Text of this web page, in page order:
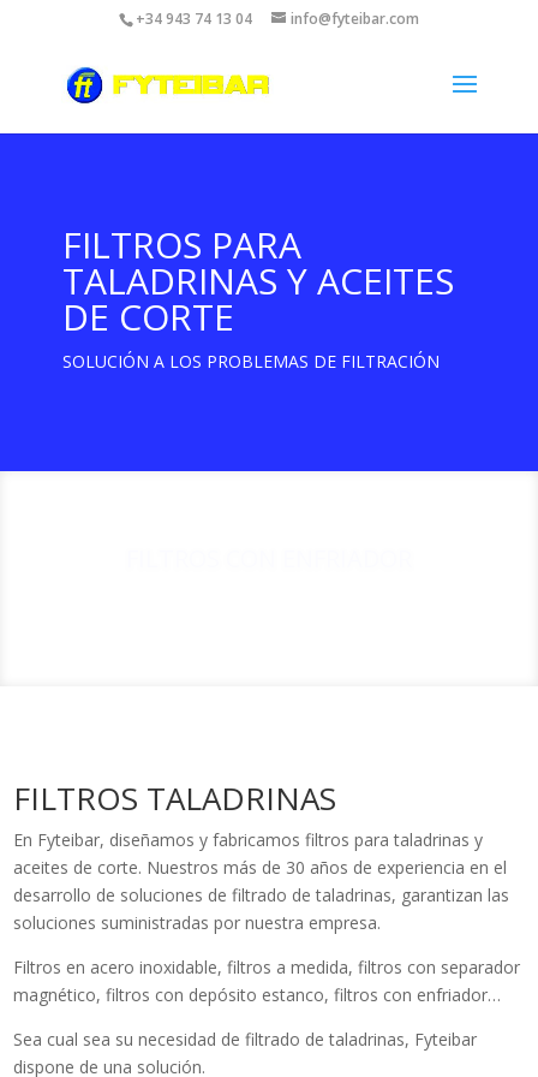
+34 943 74 13 04 info@fyteibar.com
FILTROS PARA
TALADRINAS Y ACEITES
DE CORTE
SOLUCIÓN A LOS PROBLEMAS DE FILTRACIÓN
FILTROS TALADRINAS
En Fyteibar, diseñamos y fabricamos filtros para taladrinas y
aceites de corte. Nuestros más de 30 años de experiencia en el
desarrollo de soluciones de filtrado de taladrinas, garantizan las
soluciones suministradas por nuestra empresa.
Filtros en acero inoxidable, filtros a medida, filtros con separador
magnético, filtros con depósito estanco, filtros con enfriador…
Sea cual sea su necesidad de filtrado de taladrinas, Fyteibar
dispone de una solución.